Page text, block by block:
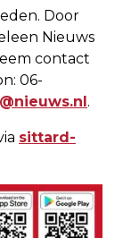
Door
Nieuws
contact
06-
.
sittard-